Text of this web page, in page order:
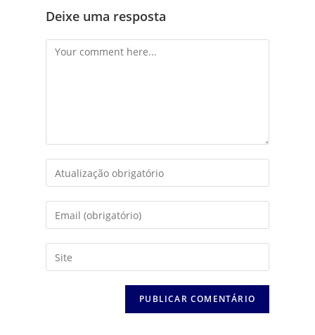
Deixe uma resposta